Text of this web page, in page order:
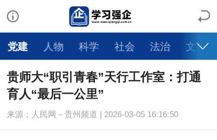
党建 人物 科学 社会 法治 文旅
贵师大“职引青春”天行工作室：打通
育人“最后一公里”
来源：人民网－贵州频道 | 2026-03-05 16:16:50